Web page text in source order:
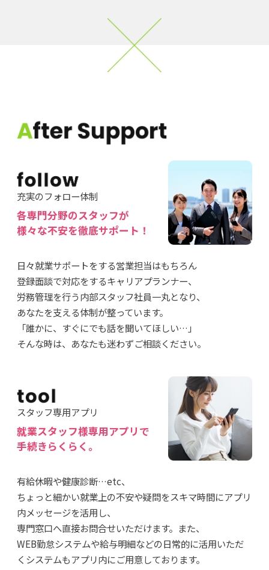
充実のフォロー体制
各専門分野のスタッフが
様々な不安を徹底サポート！
日々就業サポートをする営業担当はもちろん
登録面談で対応をするキャリアプランナー、
労務管理を行う内部スタッフ社員一丸となり、
あなたを支える体制が整っています。
「誰かに、すぐにでも話を聞いてほしい…」
そんな時は、あなたも迷わずご相談ください。
スタッフ専用アプリ
就業スタッフ様専用アプリで
手続きらくらく。
有給休暇や健康診断…etc、
ちょっと細かい就業上の不安や疑問をスキマ時間にアプリ
内メッセージを活用し、
専門窓口へ直接お問合せいただけます。また、
WEB勤怠システムや給与明細などの日常的に活用いただ
くシステムもアプリ内にご用意しております。